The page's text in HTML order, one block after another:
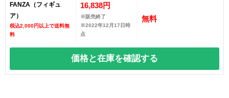
FANZA（フィギュ
ア）
税込2,000円以上で送料無
料
16,838円
※販売終了
※2022年12月17日時
点
無料
価格と在庫を確認する